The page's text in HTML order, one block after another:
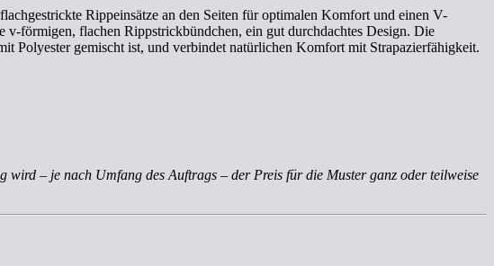
Rippeinsätze an den Seiten für optimalen Komfort und einen V-
förmigen, flachen Rippstrickbündchen, ein gut durchdachtes Design. Die
Polyester gemischt ist, und verbindet natürlichen Komfort mit Strapazierfähigkeit.
wird – je nach Umfang des Auftrags – der Preis für die Muster ganz oder teilweise